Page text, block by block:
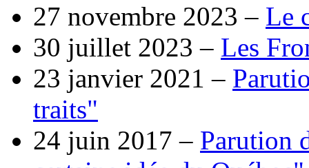
27 novembre 2023 – Le
30 juillet 2023 – Les
23 janvier 2021 –
traits"
24 juin 2017 – Parution